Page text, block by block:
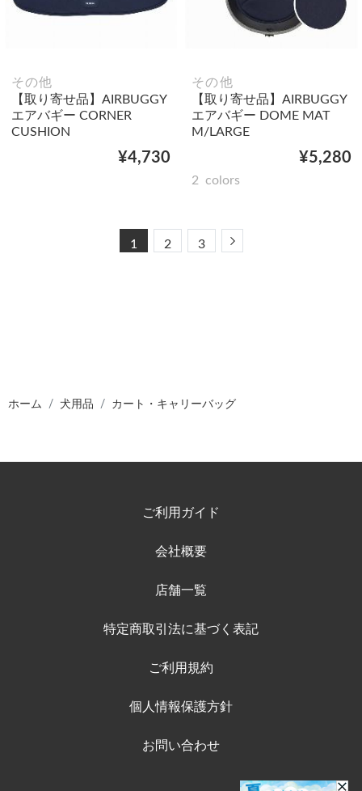
その他
【取り寄せ品】AIRBUGGY
エアバギー CORNER
CUSHION
¥4,730
その他
【取り寄せ品】AIRBUGGY
エアバギー DOME MAT
M/LARGE
¥5,280
2 colors
1 2 3 Next
ホーム 犬用品 カート・キャリーバッグ
ご利用ガイド
会社概要
店舗一覧
特定商取引法に基づく表記
ご利用規約
個人情報保護方針
お問い合わせ